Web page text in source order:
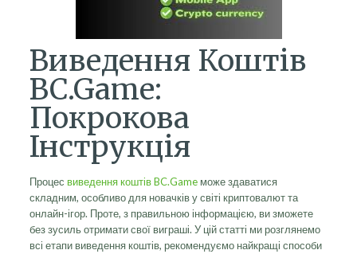
Виведення Коштів
BC.Game:
Покрокова
Інструкція
Процес виведення коштів BC.Game може здаватися
складним, особливо для новачків у світі криптовалют та
онлайн-ігор. Проте, з правильною інформацією, ви зможете
без зусиль отримати свої виграші. У цій статті ми розглянемо
всі етапи виведення коштів, рекомендуємо найкращі способи